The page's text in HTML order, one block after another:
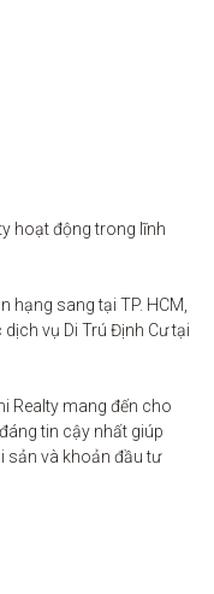
hoạt động trong lĩnh
sang tại TP. HCM,
vụ Di Trú Định Cư tại
Realty mang đến cho
tin cậy nhất giúp
sản và khoản đầu tư